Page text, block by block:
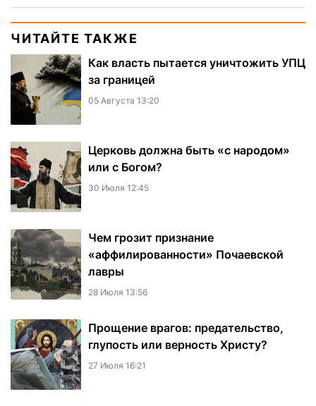
ЧИТАЙТЕ ТАКЖЕ
Как власть пытается уничтожить УПЦ
за границей
05 Августа 13:20
Церковь должна быть «с народом»
или с Богом?
30 Июля 12:45
Чем грозит признание
«аффилированности» Почаевской
лавры
28 Июля 13:56
Прощение врагов: предательство,
глупость или верность Христу?
27 Июля 16:21